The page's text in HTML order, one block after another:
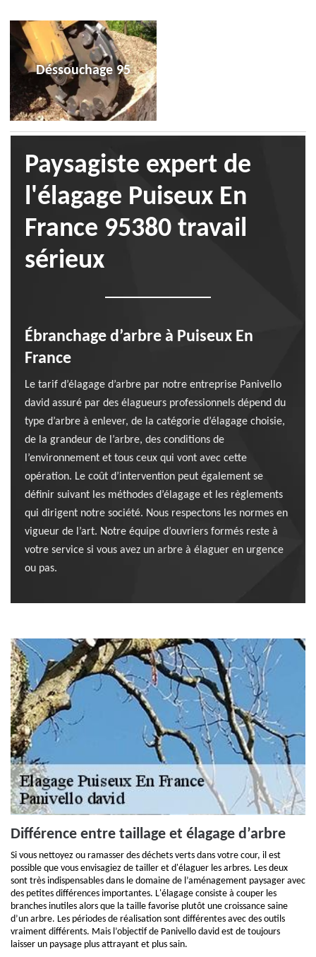
Déssouchage 95
Paysagiste expert de
l'élagage Puiseux En
France 95380 travail
sérieux
Ébranchage d’arbre à Puiseux En
France
Le tarif d’élagage d’arbre par notre entreprise Panivello
david assuré par des élagueurs professionnels dépend du
type d’arbre à enlever, de la catégorie d’élagage choisie,
de la grandeur de l’arbre, des conditions de
l’environnement et tous ceux qui vont avec cette
opération. Le coût d’intervention peut également se
définir suivant les méthodes d’élagage et les règlements
qui dirigent notre société. Nous respectons les normes en
vigueur de l’art. Notre équipe d’ouvriers formés reste à
votre service si vous avez un arbre à élaguer en urgence
ou pas.
Différence entre taillage et élagage d’arbre
Si vous nettoyez ou ramasser des déchets verts dans votre cour, il est
possible que vous envisagiez de tailler et d'élaguer les arbres. Les deux
sont très indispensables dans le domaine de l’aménagement paysager avec
des petites différences importantes. L'élagage consiste à couper les
branches inutiles alors que la taille favorise plutôt une croissance saine
d’un arbre. Les périodes de réalisation sont différentes avec des outils
vraiment différents. Mais l’objectif de Panivello david est de toujours
laisser un paysage plus attrayant et plus sain.